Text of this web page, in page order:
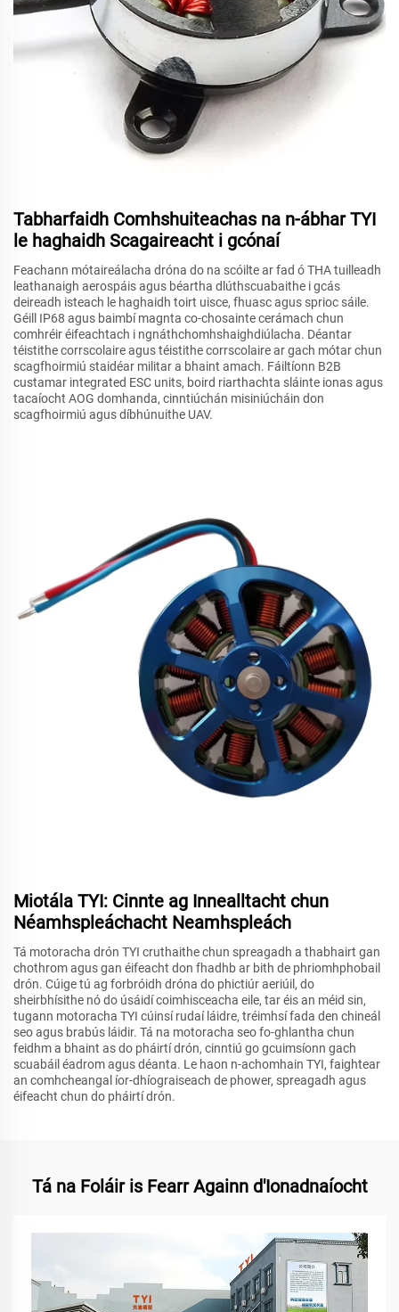
Tabharfaidh Comhshuiteachas na n-ábhar TYI
le haghaidh Scagaireacht i gcónaí
Feachann mótaireálacha dróna do na scóilte ar fad ó THA tuilleadh
leathanaigh aerospáis agus béartha dlúthscuabaithe i gcás
deireadh isteach le haghaidh toirt uisce, fhuasc agus sprioc sáile.
Géill IP68 agus baimbí magnta co-chosainte cerámach chun
comhréir éifeachtach i ngnáthchomhshaighdiúlacha. Déantar
téistithe corrscolaire agus téistithe corrscolaire ar gach mótar chun
scagfhoirmiú staidéar militar a bhaint amach. Fáiltíonn B2B
custamar integrated ESC units, boird riarthachta sláinte ionas agus
tacaíocht AOG domhanda, cinntiúchán misiniúcháin don
scagfhoirmiú agus díbhúnuithe UAV.
Miotála TYI: Cinnte ag Innealltacht chun
Néamhspleáchacht Neamhspleách
Tá motoracha drón TYI cruthaithe chun spreagadh a thabhairt gan
chothrom agus gan éifeacht don fhadhb ar bith de phriomhphobail
drón. Cúige tú ag forbróidh dróna do phictiúr aeriúil, do
sheirbhísithe nó do úsáidí coimhisceacha eile, tar éis an méid sin,
tugann motoracha TYI cúinsí rudaí láidre, tréimhsí fada den chineál
seo agus brabús láidir. Tá na motoracha seo fo-ghlantha chun
feidhm a bhaint as do pháirtí drón, cinntiú go gcuimsíonn gach
scuabáil éadrom agus déanta. Le haon n-achomhain TYI, faightear
an comhcheangal íor-dhíograiseach de phower, spreagadh agus
éifeacht chun do pháirtí drón.
Tá na Foláir is Fearr Againn d'Ionadnaíocht